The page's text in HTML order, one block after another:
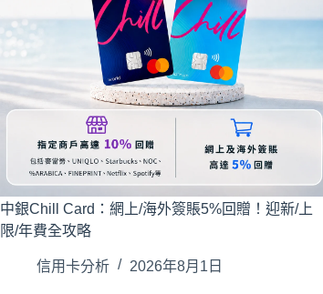
中銀Chill Card：網上/海外簽賬5%回贈！迎新/上
限/年費全攻略
信用卡分析 2026年8月1日